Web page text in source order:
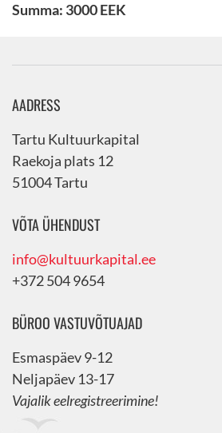
Summa: 3000 EEK
AADRESS
Tartu Kultuurkapital
Raekoja plats 12
51004 Tartu
VÕTA ÜHENDUST
info@kultuurkapital.ee
+372 504 9654
BÜROO VASTUVÕTUAJAD
Esmaspäev 9-12
Neljapäev 13-17
Vajalik eelregistreerimine!